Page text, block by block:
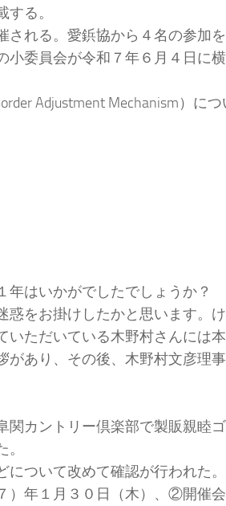
る。
れる。愛鋲協から４名の参加
委員会が令和７年６月４日に
Adjustment Mechanism）につ
年はいかがでしたでしょうか？
をお掛けしたかと思います。
ただいている木野村さんには
あり、その後、木野村文彦理
カントリー倶楽部で製販親睦
ついて改めて確認が行われた
）年１月３０日（木）、②開催